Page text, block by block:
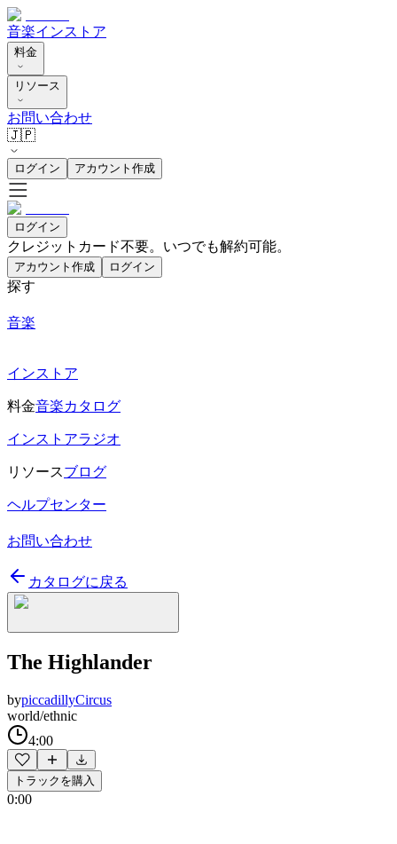
音楽インストア
料金
リソース
お問い合わせ
🇯🇵
ログイン アカウント作成
ログイン
クレジットカード不要。いつでも解約可能。
アカウント作成 ログイン
探す
音楽
インストア
料金音楽カタログ
インストアラジオ
リソースブログ
ヘルプセンター
お問い合わせ
カタログに戻る
The Highlander
bypiccadillyCircus
world/ethnic
4:00
トラックを購入
0:00